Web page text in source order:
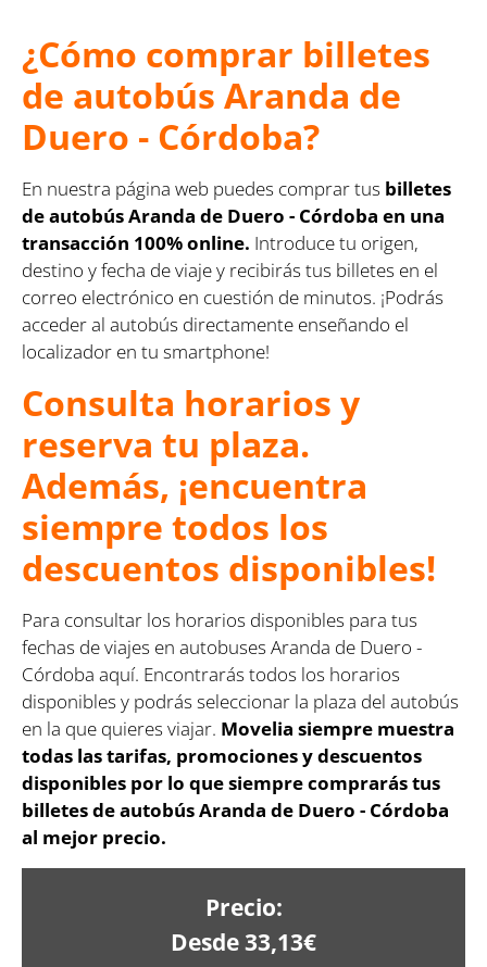
¿Cómo comprar billetes
de autobús Aranda de
Duero - Córdoba?
En nuestra página web puedes comprar tus billetes
de autobús Aranda de Duero - Córdoba en una
transacción 100% online. Introduce tu origen,
destino y fecha de viaje y recibirás tus billetes en el
correo electrónico en cuestión de minutos. ¡Podrás
acceder al autobús directamente enseñando el
localizador en tu smartphone!
Consulta horarios y
reserva tu plaza.
Además, ¡encuentra
siempre todos los
descuentos disponibles!
Para consultar los horarios disponibles para tus
fechas de viajes en autobuses Aranda de Duero -
Córdoba aquí. Encontrarás todos los horarios
disponibles y podrás seleccionar la plaza del autobús
en la que quieres viajar. Movelia siempre muestra
todas las tarifas, promociones y descuentos
disponibles por lo que siempre comprarás tus
billetes de autobús Aranda de Duero - Córdoba
al mejor precio.
Precio:
Desde 33,13€